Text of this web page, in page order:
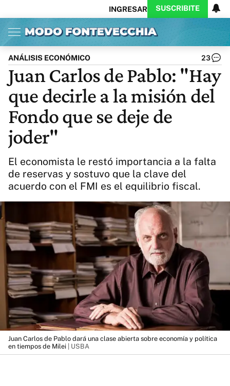
INGRESAR SUSCRIBITE
Inicio Ahora
Opinión
Política
Ciencia
Protagonistas
Cultura
Arte
Educación
Internacional
Clima
Deportes
CARAS
Exitoina
Turismo
Videos
Córdoba
Reperfilar
Business
Exitoina
Diario del Juicio
Actualidad
ANÁLISIS ECONÓMICO 23
Juan Carlos de Pablo: "Hay
que decirle a la misión del
Fondo que se deje de
joder"
El economista le restó importancia a la falta
de reservas y sostuvo que la clave del
acuerdo con el FMI es el equilibrio fiscal.
Juan Carlos de Pablo dará una clase abierta sobre economía y política
en tiempos de Milei | USBA